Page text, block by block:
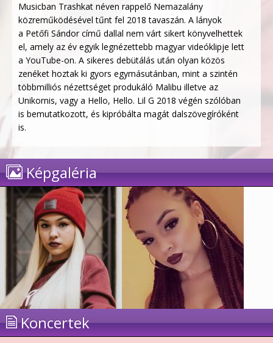
Musicban Trashkat néven rappelő Nemazalány
közreműködésével tűnt fel 2018 tavaszán. A lányok
a Petőfi Sándor című dallal nem várt sikert könyvelhettek
el, amely az év egyik legnézettebb magyar videóklipje lett
a YouTube-on. A sikeres debütálás után olyan közös
zenéket hoztak ki gyors egymásutánban, mint a szintén
többmilliós nézettséget produkáló Malibu illetve az
Unikornis, vagy a Hello, Hello. Lil G 2018 végén szólóban
is bemutatkozott, és kipróbálta magát dalszövegíróként
is.
Képgaléria
Koncertek